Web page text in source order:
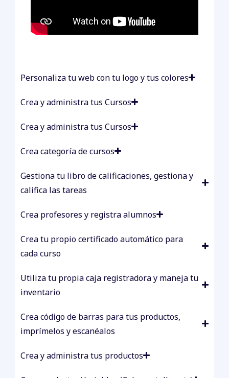
Personaliza tu web con tu logo y tus colores
Crea y administra tus Cursos
Crea y administra tus Cursos
Crea categoría de cursos
Gestiona tu libro de calificaciones, gestiona y
califica las tareas
Crea profesores y registra alumnos
Crea tu propio certificado automático para
cada curso
Utiliza tu propia caja registradora y maneja tu
inventario
Crea código de barras para tus productos,
imprímelos y escanéalos
Crea y administra tus productos